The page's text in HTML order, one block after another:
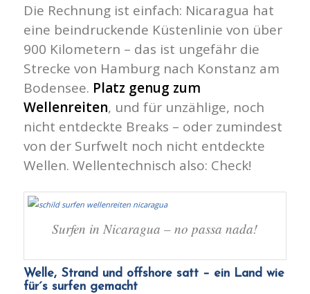
Die Rechnung ist einfach: Nicaragua hat
eine beindruckende Küstenlinie von über
900 Kilometern – das ist ungefähr die
Strecke von Hamburg nach Konstanz am
Bodensee. Platz genug zum
Wellenreiten, und für unzählige, noch
nicht entdeckte Breaks – oder zumindest
von der Surfwelt noch nicht entdeckte
Wellen. Wellentechnisch also: Check!
Surfen in Nicaragua – no passa nada!
Welle, Strand und offshore satt – ein Land wie
für´s surfen gemacht